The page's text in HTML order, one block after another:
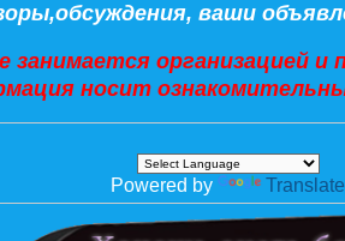
ваши
занимается организацией
носит
Powered by Translate